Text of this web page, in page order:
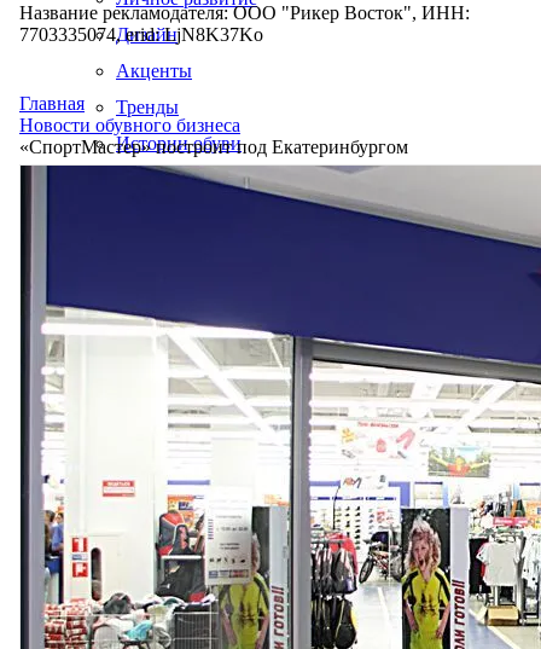
Дизайн
Акценты
Тренды
Истории обуви
Производство
Название рекламодателя: ООО "Рикер Восток", ИНН:
7703335074, erid: LjN8K37Ko
Главная
Новости обувного бизнеса
«СпортМастер» построит под Екатеринбургом